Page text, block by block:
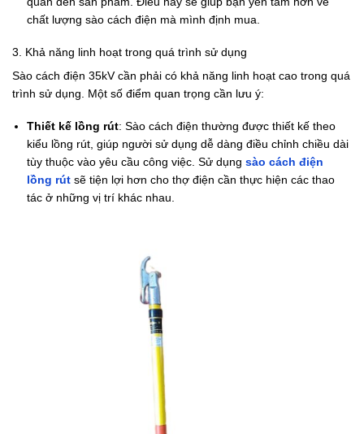
chất lượng sào cách điện mà mình định mua.
3. Khả năng linh hoạt trong quá trình sử dụng
Sào cách điện 35kV cần phải có khả năng linh hoạt cao trong quá
trình sử dụng. Một số điểm quan trọng cần lưu ý:
Thiết kế lồng rút: Sào cách điện thường được thiết kế theo
kiểu lồng rút, giúp người sử dụng dễ dàng điều chỉnh chiều dài
tùy thuộc vào yêu cầu công việc. Sử dụngsào cách điện
lồng rút sẽ tiện lợi hơn cho thợ điện cần thực hiện các thao
tác ở những vị trí khác nhau.